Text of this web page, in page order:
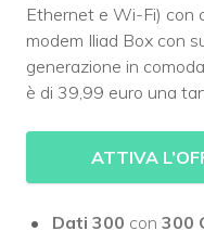
Ethernet e Wi-Fi) con
modem Iliad Box con
generazione in
è di 39,99 euro una
ATTIVA
Dati 300 con 300